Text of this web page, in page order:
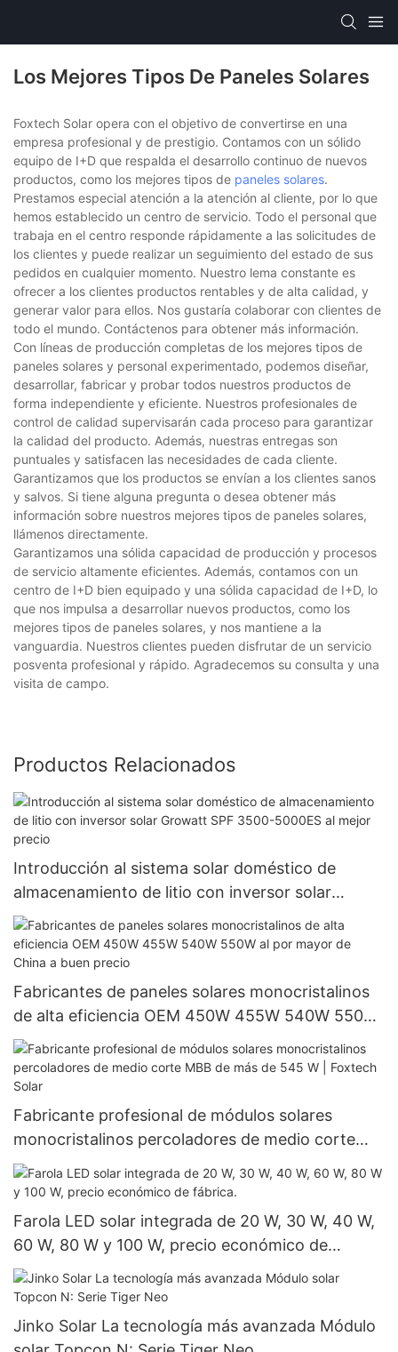
Los Mejores Tipos De Paneles Solares
Foxtech Solar opera con el objetivo de convertirse en una
empresa profesional y de prestigio. Contamos con un sólido
equipo de I+D que respalda el desarrollo continuo de nuevos
productos, como los mejores tipos de paneles solares.
Prestamos especial atención a la atención al cliente, por lo que
hemos establecido un centro de servicio. Todo el personal que
trabaja en el centro responde rápidamente a las solicitudes de
los clientes y puede realizar un seguimiento del estado de sus
pedidos en cualquier momento. Nuestro lema constante es
ofrecer a los clientes productos rentables y de alta calidad, y
generar valor para ellos. Nos gustaría colaborar con clientes de
todo el mundo. Contáctenos para obtener más información.
Con líneas de producción completas de los mejores tipos de
paneles solares y personal experimentado, podemos diseñar,
desarrollar, fabricar y probar todos nuestros productos de
forma independiente y eficiente. Nuestros profesionales de
control de calidad supervisarán cada proceso para garantizar
la calidad del producto. Además, nuestras entregas son
puntuales y satisfacen las necesidades de cada cliente.
Garantizamos que los productos se envían a los clientes sanos
y salvos. Si tiene alguna pregunta o desea obtener más
información sobre nuestros mejores tipos de paneles solares,
llámenos directamente.
Garantizamos una sólida capacidad de producción y procesos
de servicio altamente eficientes. Además, contamos con un
centro de I+D bien equipado y una sólida capacidad de I+D, lo
que nos impulsa a desarrollar nuevos productos, como los
mejores tipos de paneles solares, y nos mantiene a la
vanguardia. Nuestros clientes pueden disfrutar de un servicio
posventa profesional y rápido. Agradecemos su consulta y una
visita de campo.
Productos Relacionados
Introducción al sistema solar doméstico de
almacenamiento de litio con inversor solar
Growatt SPF 3500-5000ES al mejor precio
Fabricantes de paneles solares monocristalinos
de alta eficiencia OEM 450W 455W 540W 550W
al por mayor de China a buen precio
Fabricante profesional de módulos solares
monocristalinos percoladores de medio corte
MBB de más de 545 W | Foxtech Solar
Farola LED solar integrada de 20 W, 30 W, 40 W,
60 W, 80 W y 100 W, precio económico de
fábrica.
Jinko Solar La tecnología más avanzada Módulo